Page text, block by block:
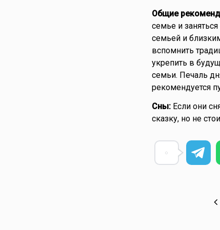
Общие
семье и
семьей и
вспомнить
укрепить в
семьи. Печаль
рекомендуется
Сны: Если они
сказку, но не